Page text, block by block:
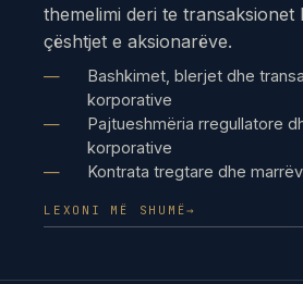
themelimi deri te transaksionet
çështjet e aksionarëve.
Bashkimet, blerjet dhe
korporative
Pajtueshmëria rregullatore
korporative
Kontrata tregtare dhe
LEXONI MË SHUMË→